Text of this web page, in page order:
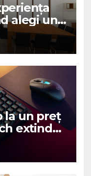
alegi un
la un preț
extinde
și